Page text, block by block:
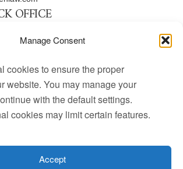
Manage Consent
cookies to ensure the proper
website. You may manage your
with the default settings.
cookies may limit certain features.
Accept
OFFICE
purposes only and does not